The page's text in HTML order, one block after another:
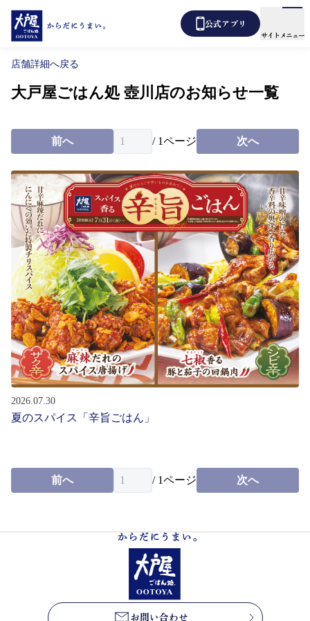
公式アプリ
サイトメニュー
メニュー 店舗検索
テイクアウト
デリバリー
あばうと大戸屋
新着情報
からだ想い定食
よくあるご質問
各種表示について
お問い合わせ
会社情報
English
パート・アルバイト募集 新卒・中途社員募集
店舗詳細へ戻る
大戸屋ごはん処 壺川店のお知らせ一覧
前へ / 1ページ 次へ
2026.07.30
夏のスパイス「辛旨ごはん」
前へ / 1ページ 次へ
お問い合わせ